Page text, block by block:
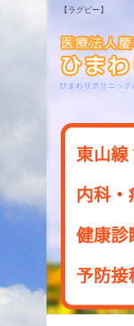
【ラグビー】
ひまわりクリニッ